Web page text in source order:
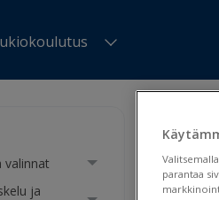
valinnat
ja
parantaa